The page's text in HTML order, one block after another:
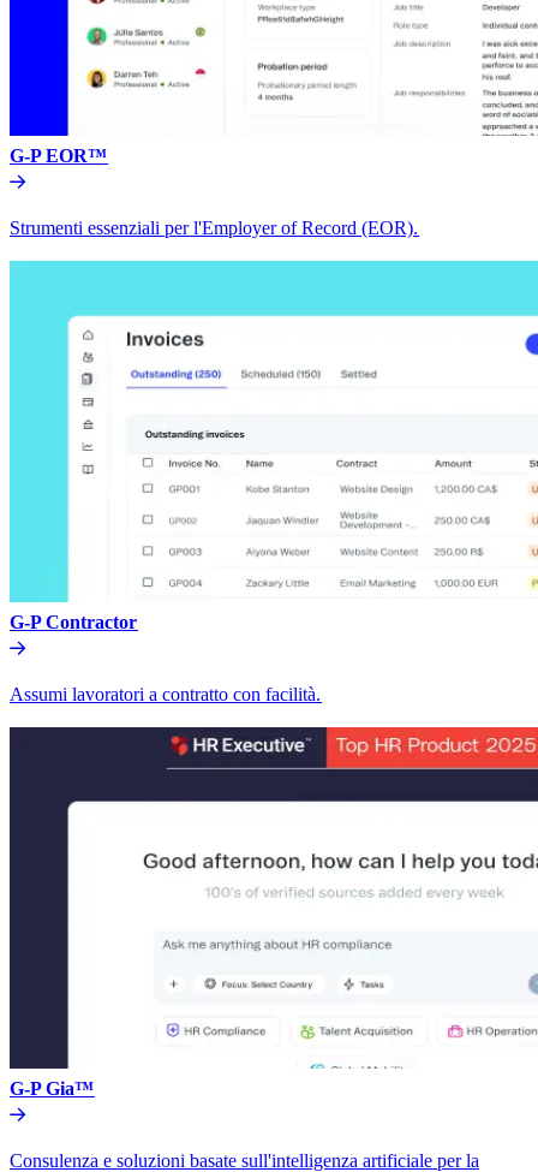
G-P EOR™​​
Strumenti essenziali per l'Employer of Record (EOR).​​
G-P Contractor​​
Assumi lavoratori a contratto con facilità.​​
G-P Gia™​​
Consulenza e soluzioni basate sull'intelligenza artificiale per la